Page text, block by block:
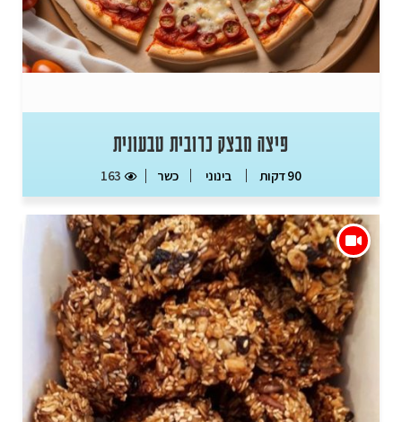
פיצה מבצק כרובית טבעונית
90 דקות בינוני כשר 163